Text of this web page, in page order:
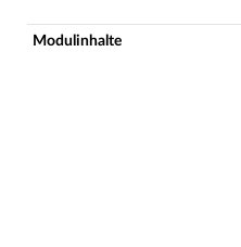
Modulinhalte